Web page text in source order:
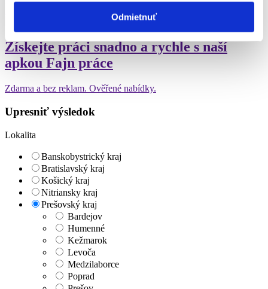
Odmietnuť
Získejte práci snadno a rychle s naší
apkou Fajn práce
Zdarma a bez reklam. Ověřené nabídky.
Upresniť výsledok
Lokalita
Banskobystrický kraj
Bratislavský kraj
Košický kraj
Nitriansky kraj
Prešovský kraj
Bardejov
Humenné
Kežmarok
Levoča
Medzilaborce
Poprad